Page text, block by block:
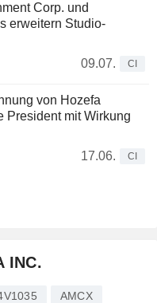
Corp. und
erweitern Studio-
09.07.
CI
von Hozefa
President mit Wirkung
17.06.
CI
INC.
AMCX